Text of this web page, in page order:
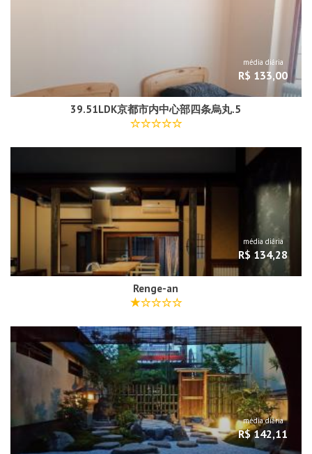
média diária
R$ 133,00
39.51LDK京都市内中心部四条烏丸.5
média diária
R$ 134,28
Renge-an
média diária
R$ 142,11